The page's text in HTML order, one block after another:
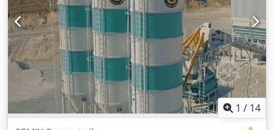
eller utan. Tillgängliga modeller med fallutförande /
gravitationstyp (ca 40 stycken totalt): PFT E100L MALTECH
MB100 M-TEC F100E Kontakta oss för mer information,
priser och tillgängliga konfigurationer.
1 / 14